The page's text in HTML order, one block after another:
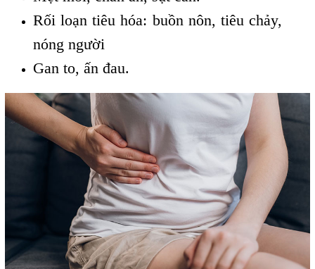
Rối loạn tiêu hóa: buồn nôn, tiêu chảy,
nóng người
Gan to, ấn đau.